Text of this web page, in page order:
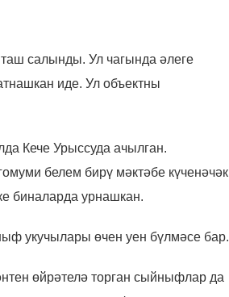
салынды. Ул чагында әлеге
иде. Ул объектны
Кече Урыссуда ачылган.
белем бирү мәктәбе
биналарда урнашкан.
укучылары өчен уен бүлмәсе бар.
өйрәтелә торган сыйныфлар да